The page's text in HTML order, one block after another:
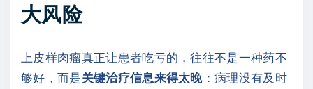
大风险
上皮样肉瘤真正让患者吃亏的，往往不是一种药不
够好，而是关键治疗信息来得太晚：病理没有及时